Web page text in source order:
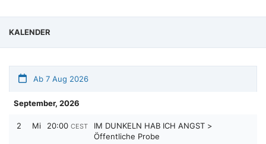
KALENDER
Ab 7 Aug 2026
September, 2026
2 Mi 20:00 CEST
IM DUNKELN HAB ICH ANGST >
Öffentliche Probe